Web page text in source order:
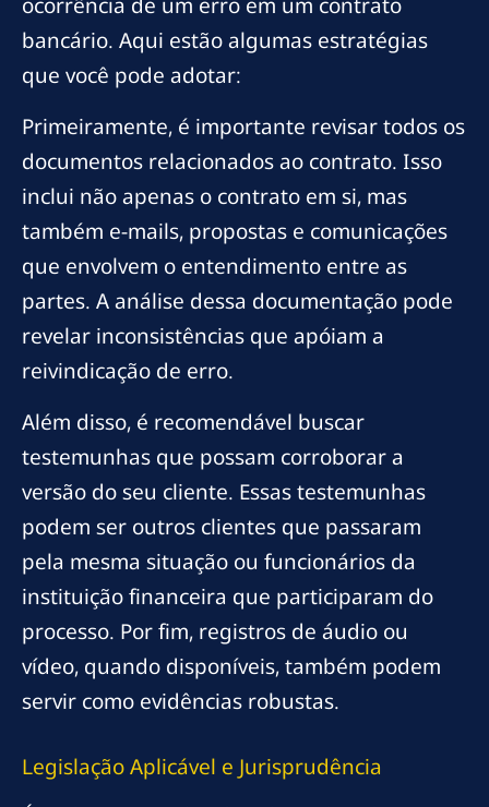
bancário. Aqui estão algumas estratégias
que você pode adotar:
Primeiramente, é importante revisar todos os
documentos relacionados ao contrato. Isso
inclui não apenas o contrato em si, mas
também e-mails, propostas e comunicações
que envolvem o entendimento entre as
partes. A análise dessa documentação pode
revelar inconsistências que apóiam a
reivindicação de erro.
Além disso, é recomendável buscar
testemunhas que possam corroborar a
versão do seu cliente. Essas testemunhas
podem ser outros clientes que passaram
pela mesma situação ou funcionários da
instituição financeira que participaram do
processo. Por fim, registros de áudio ou
vídeo, quando disponíveis, também podem
servir como evidências robustas.
Legislação Aplicável e Jurisprudência